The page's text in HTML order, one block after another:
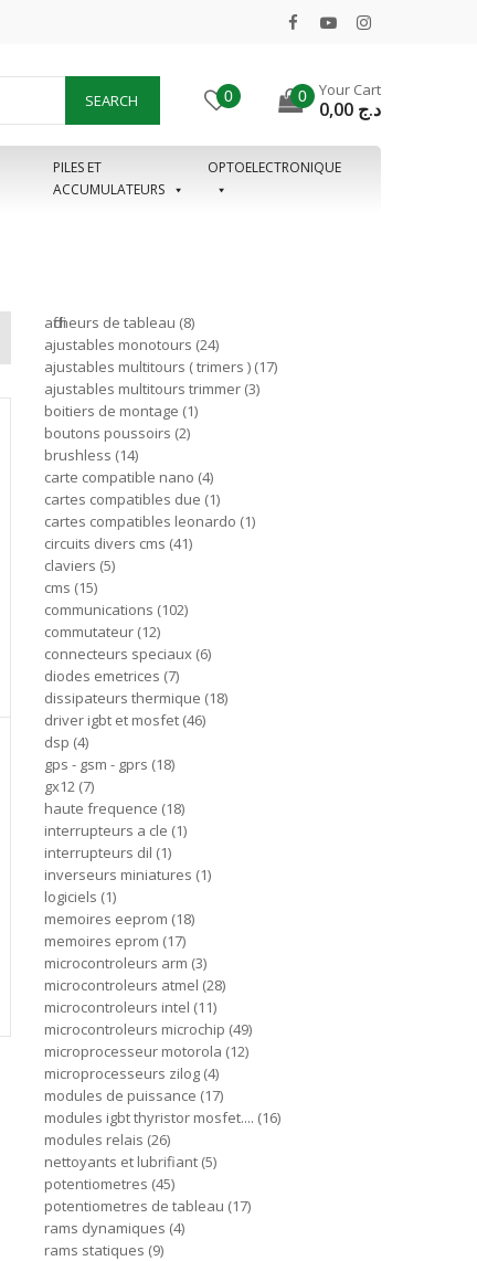
SEARCH 0 0 Your Cart
د.ج
PILES ET
ACCUMULATEURS
OPTOELECTRONIQUE
afficheurs de tableau 8
ajustables monotours 24
ajustables multitours ( trimers ) 17
ajustables multitours trimmer 3
boitiers de montage 1
boutons poussoirs 2
brushless 14
carte compatible nano 4
cartes compatibles due 1
cartes compatibles leonardo 1
circuits divers cms 41
claviers 5
cms 15
communications 102
commutateur 12
connecteurs speciaux 6
diodes emetrices 7
dissipateurs thermique 18
driver igbt et mosfet 46
dsp 4
gps - gsm - gprs 18
gx12 7
haute frequence 18
interrupteurs a cle 1
interrupteurs dil 1
inverseurs miniatures 1
logiciels 1
memoires eeprom 18
memoires eprom 17
microcontroleurs arm 3
microcontroleurs atmel 28
microcontroleurs intel 11
microcontroleurs microchip 49
microprocesseur motorola 12
microprocesseurs zilog 4
modules de puissance 17
modules igbt thyristor mosfet.... 16
modules relais 26
nettoyants et lubrifiant 5
potentiometres 45
potentiometres de tableau 17
rams dynamiques 4
rams statiques 9